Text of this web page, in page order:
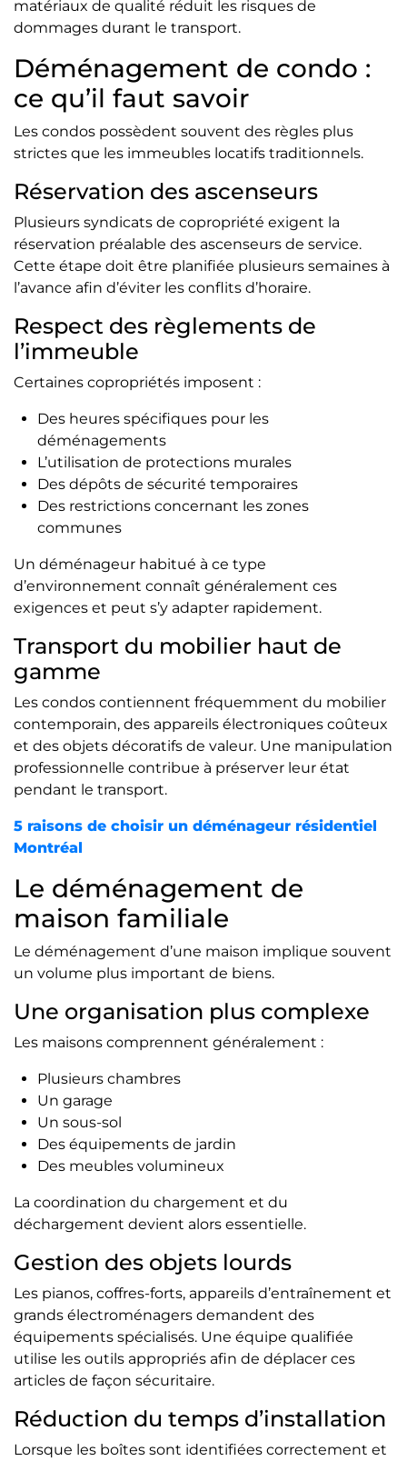
matériaux de qualité réduit les risques de
dommages durant le transport.
Déménagement de condo :
ce qu’il faut savoir
Les condos possèdent souvent des règles plus
strictes que les immeubles locatifs traditionnels.
Réservation des ascenseurs
Plusieurs syndicats de copropriété exigent la
réservation préalable des ascenseurs de service.
Cette étape doit être planifiée plusieurs semaines à
l’avance afin d’éviter les conflits d’horaire.
Respect des règlements de
l’immeuble
Certaines copropriétés imposent :
Des heures spécifiques pour les
déménagements
L’utilisation de protections murales
Des dépôts de sécurité temporaires
Des restrictions concernant les zones
communes
Un déménageur habitué à ce type
d’environnement connaît généralement ces
exigences et peut s’y adapter rapidement.
Transport du mobilier haut de
gamme
Les condos contiennent fréquemment du mobilier
contemporain, des appareils électroniques coûteux
et des objets décoratifs de valeur. Une manipulation
professionnelle contribue à préserver leur état
pendant le transport.
5 raisons de choisir un déménageur résidentiel
Montréal
Le déménagement de
maison familiale
Le déménagement d’une maison implique souvent
un volume plus important de biens.
Une organisation plus complexe
Les maisons comprennent généralement :
Plusieurs chambres
Un garage
Un sous-sol
Des équipements de jardin
Des meubles volumineux
La coordination du chargement et du
déchargement devient alors essentielle.
Gestion des objets lourds
Les pianos, coffres-forts, appareils d’entraînement et
grands électroménagers demandent des
équipements spécialisés. Une équipe qualifiée
utilise les outils appropriés afin de déplacer ces
articles de façon sécuritaire.
Réduction du temps d’installation
Lorsque les boîtes sont identifiées correctement et